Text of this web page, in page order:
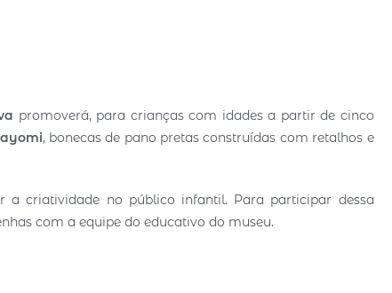
promoverá, para crianças com idades a partir de cinco
, bonecas de pano pretas construídas com retalhos e
criatividade no público infantil. Para participar dessa
com a equipe do educativo do museu.